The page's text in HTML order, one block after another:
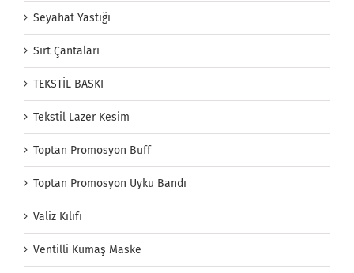
Seyahat Yastığı
Sırt Çantaları
TEKSTİL BASKI
Tekstil Lazer Kesim
Toptan Promosyon Buff
Toptan Promosyon Uyku Bandı
Valiz Kılıfı
Ventilli Kumaş Maske